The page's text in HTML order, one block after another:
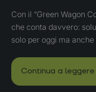
Con il “Green Wagon
che conta davvero:
solo per oggi ma